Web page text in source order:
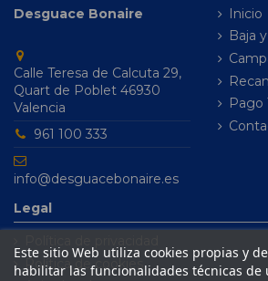
Desguace Bonaire
Calle Teresa de Calcuta 29,
Quart de Poblet 46930
Valencia
961 100 333
info@desguacebonaire.es
Inicio
Baja
Pago
Legal
Política de cookies
Este sitio Web utiliza cookies propias y
habilitar las funcionalidades técnicas de